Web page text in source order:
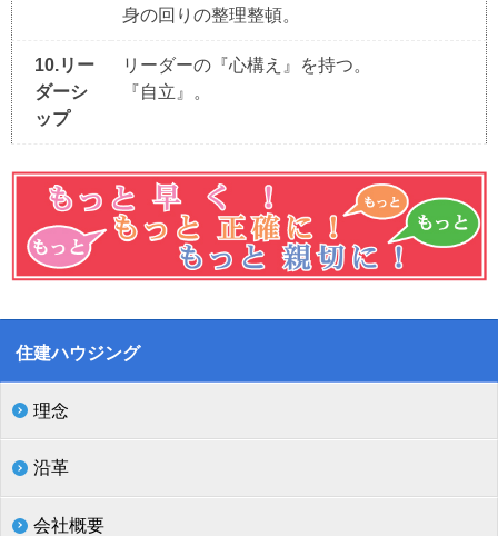
身の回りの整理整頓。
10.リー
ダーシ
ップ
リーダーの『心構え』を持つ。
『自立』。
住建ハウジング
理念
沿革
会社概要